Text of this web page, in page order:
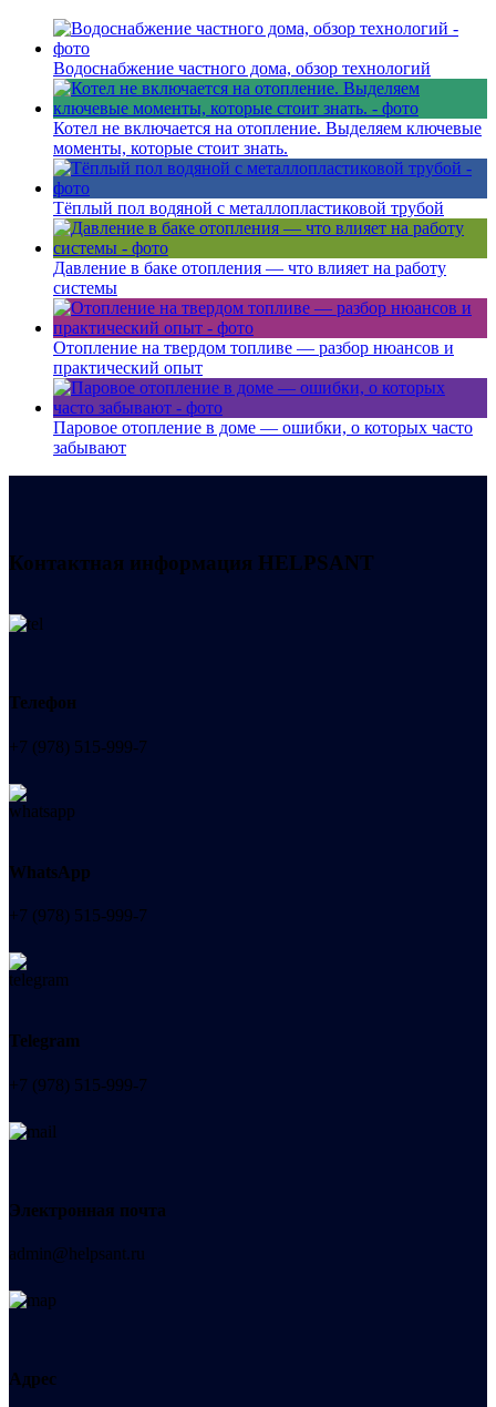
Водоснабжение частного дома, обзор технологий
Котел не включается на отопление. Выделяем ключевые
моменты, которые стоит знать.
Тёплый пол водяной с металлопластиковой трубой
Давление в баке отопления — что влияет на работу
системы
Отопление на твердом топливе — разбор нюансов и
практический опыт
Паровое отопление в доме — ошибки, о которых часто
забывают
Контактная информация HELPSANT
Телефон
+7 (978) 515-999-7
WhatsApp
+7 (978) 515-999-7
Telegram
+7 (978) 515-999-7
Электронная почта
admin@helpsant.ru
Адрес